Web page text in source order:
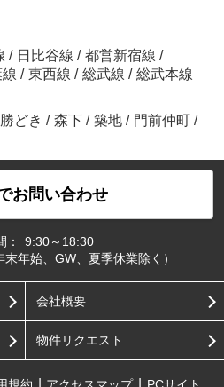
/ 日比谷線 / 都営新宿線 /
/ 東西線 / 総武線 / 総武本線
勝どき / 森下 / 築地 / 門前仲町 /
お問い合わせ
：
9:30～18:30
年始、GW、夏季休業除く）
会社概要
物件リクエスト